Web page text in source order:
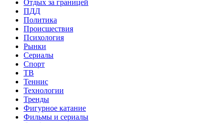
Отдых за границей
ПДД
Политика
Происшествия
Психология
Рынки
Сериалы
Спорт
ТВ
Теннис
Технологии
Тренды
Фигурное катание
Фильмы и сериалы